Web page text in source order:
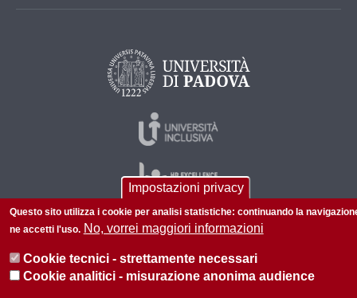
Impostazioni privacy
Questo sito utilizza i cookie per analisi statistiche: continuando la
ne accetti l'uso. No, vorrei maggiori informazioni
Cookie tecnici - strettamente necessari
Cookie analitici - misurazione anonima audience